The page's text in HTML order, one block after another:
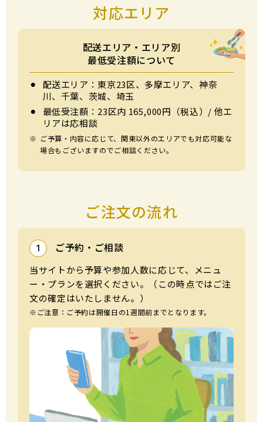
対応エリア
配送エリア・エリア別
最低受注額について
⚫︎
配送エリア：東京23区、多摩エリア、神奈
川、千葉、茨城、埼玉
⚫︎
最低受注額：23区内 165,000円（税込）/ 他エ
リアは応相談
※ ご予算・内容に応じて、関東以外のエリアでも対応可能な
場合もございますのでご相談ください。
ご注文の流れ
1 ご予約・ご相談
当サイトから予算や参加⼈数に応じて、メニュ
ー・プランを選択ください。（この時点ではご注
⽂の確定はいたしません。）
※ご注意：ご予約は開催⽇の1週間前までとなります。